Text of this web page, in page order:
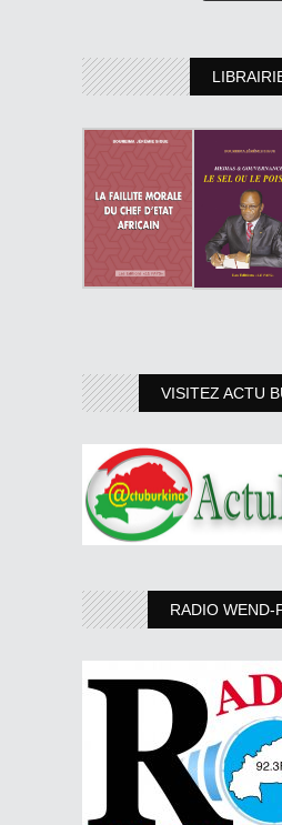
VISITEZ ACTU
RADIO WEND-